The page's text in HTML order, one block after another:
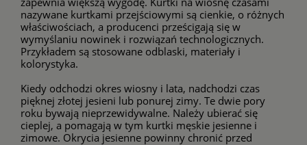
nazywane kurtkami przejściowymi są cienkie, o różnych
właściwościach, a producenci prześcigają się w
wymyślaniu nowinek i rozwiązań technologicznych.
Przykładem są stosowane odblaski, materiały i
kolorystyka.
Kiedy odchodzi okres wiosny i lata, nadchodzi czas
pięknej złotej jesieni lub ponurej zimy. Te dwie pory
roku bywają nieprzewidywalne. Należy ubierać się
cieplej, a pomagają w tym kurtki męskie jesienne i
zimowe. Okrycia jesienne powinny chronić przed